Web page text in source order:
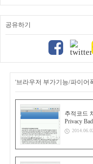
공유하기
'브라우저 부가기능/파이어
추적코드
Privacy